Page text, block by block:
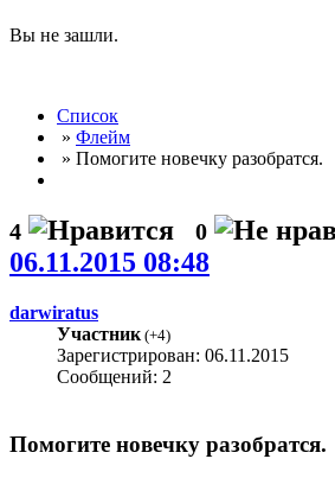
Вы не зашли.
Список
» Флейм
» Помогите новечку разобратся.
4 0
06.11.2015 08:48
darwiratus
Участник (+4)
Зарегистрирован: 06.11.2015
Сообщений: 2
Помогите новечку разобратся.